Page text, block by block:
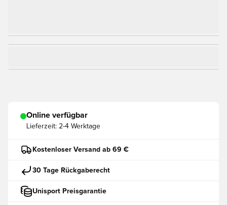
Online verfügbar
Lieferzeit: 2-4 Werktage
Kostenloser Versand ab 69 €
30 Tage Rückgaberecht
Unisport Preisgarantie